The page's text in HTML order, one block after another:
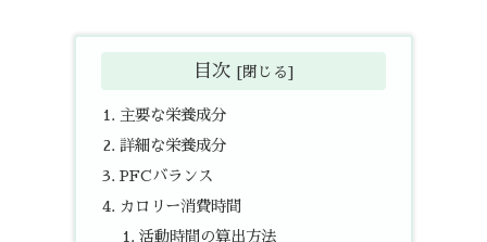
目次
主要な栄養成分
詳細な栄養成分
PFCバランス
カロリー消費時間
活動時間の算出方法